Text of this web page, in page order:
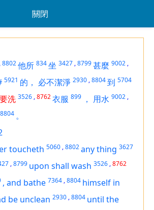
關閉
,8802他所 834坐 3427 ,8799甚麼 9002 ,
5921 的， 必不潔淨 2930 ,8804到 5704
洗 3526 ,8762衣服 899 ， 用水 9002 ,
8804 。
toucheth 5060 ,8802any thing 3627
,8799 upon shall wash 3526 ,8762
, and bathe 7364 ,8804 himself in
be unclean 2930 ,8804 until the